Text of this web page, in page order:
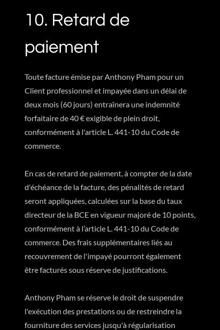
10. Retard de
paiement
Toute facture émise par Anthony Pham pour un
Client professionnel et impayée dans un délai de
deux mois (60 jours) entraînera une indemnité
forfaitaire de 40 € exigible de plein droit,
conformément à l'article L. 441-10 du Code de
commerce.
En cas de retard de paiement, à compter de la date
d'échéance de la facture, des pénalités de retard
seront appliquées, calculées sur la base du taux
directeur de la BCE en vigueur majoré de 10 points,
conformément à l’article L. 441-10 du Code de
commerce. Des frais supplémentaires liés au
recouvrement de l'impayé pourront également
être facturés sous réserve de justifications.
Anthony Pham se réserve le droit de suspendre
l'exécution des prestations ou de restreindre la
fourniture des services jusqu'à régularisation